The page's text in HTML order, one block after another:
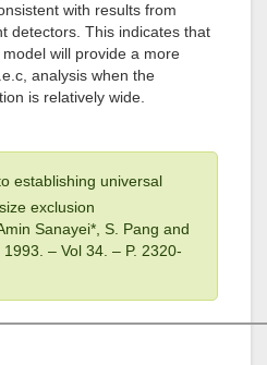
with results from
detectors. This indicates that
will provide a more
analysis when the
is relatively wide.
establishing universal
exclusion
Sanayei*, S. Pang and
1993 . – Vol 34 . – P. 2320-